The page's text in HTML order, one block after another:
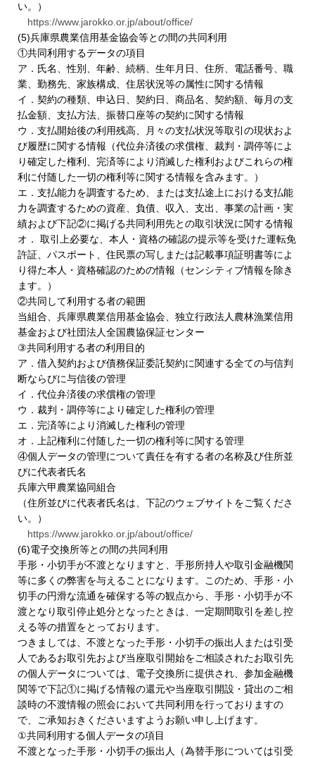
い。）
https://www.jarokko.or.jp/about/office/
(5)兵庫県農業信用基金協会等との間の共同利用
①共同利用するデータの項目
ア．氏名、性別、年齢、続柄、生年月日、住所、電話番号、職
業、勤務先、家族構成、住居状況等の属性に関する情報
イ．契約の種類、申込日、契約日、商品名、契約額、毎月の支
払金額、支払方法、振替口座等の契約に関する情報
ウ．支払開始後の利用残高、月々の支払状況等取引の現状およ
び履歴に関する情報（代位弁済後の求償権、裁判・調停等によ
り確定した権利、完済等により消滅した権利およびこれらの権
利に付随した一切の権利等に関する情報を含みます。）
エ．支払能力を調査するため、または支払途上における支払能
力を調査するための資産、負債、収入、支出、事業の計画・実
績および下記②に掲げる共同利用先との取引状況に関する情報
オ． 取引上必要な、本人・資格の確認の提示等を受けた運転免
許証、パスポート、住民票の写しまたは記載事項証明書等によ
り得た本人・資格確認のための情報（センシティブ情報を除き
ます。）
②共同して利用する者の範囲
当組合、兵庫県農業信用基金協会、独立行政法人農林漁業信用
基金および社団法人全国農協保証センター
③共同利用する者の利用目的
ア．借入契約および債務保証委託契約に関連する全ての与信判
断ならびに与信後の管理
イ．代位弁済後の求償権の管理
ウ．裁判・調停等により確定した権利の管理
エ．完済等により消滅した権利の管理
オ．上記権利に付随した一切の権利等に関する管理
④個人データの管理について責任を有する者の名称及び住所並
びに代表者氏名
兵庫六甲農業協同組合
（住所並びに代表者氏名は、下記のウェブサイトをご覧くださ
い。）
https://www.jarokko.or.jp/about/office/
(6)電子交換所等との間の共同利用
手形・小切手が不渡となりますと、手形所持人や取引金融機関
等に多くの弊害を与えることになります。このため、手形・小
切手の円滑な流通を確保する等の観点から、手形・小切手が不
渡となり取引停止処分となったときは、一定期間取引を差し控
える等の措置をとっております。
つきましては、不渡となった手形・小切手の振出人または引受
人であるお取引先および当座取引開始をご相談されたお取引先
の個人データについては、電子交換所に提供され、参加金融機
関等で下記①に掲げる情報の還元や当座取引開設・貸出のご相
談時の不渡情報の照会において共同利用を行っておりますの
で、ご承知おきくださいますようお願い申し上げます。
①共同利用する個人データの項目
不渡となった手形・小切手の振出人（為替手形については引受